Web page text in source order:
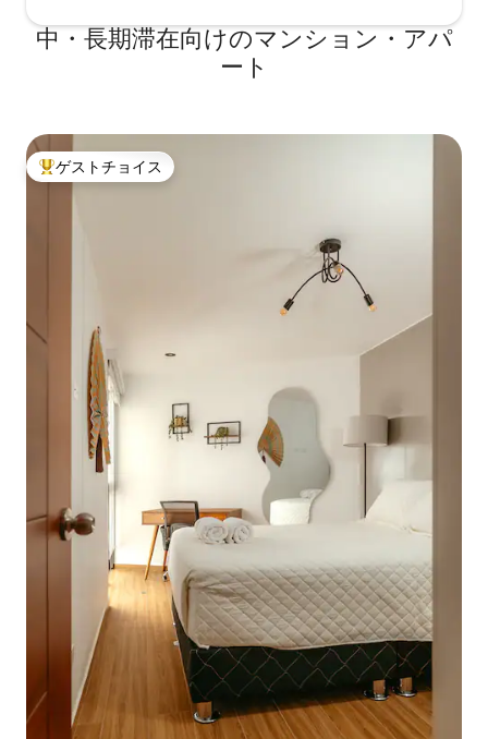
中・長期滞在向けのマンション・アパ
ート
大好評のゲストチョイスです。
ゲストチョイス